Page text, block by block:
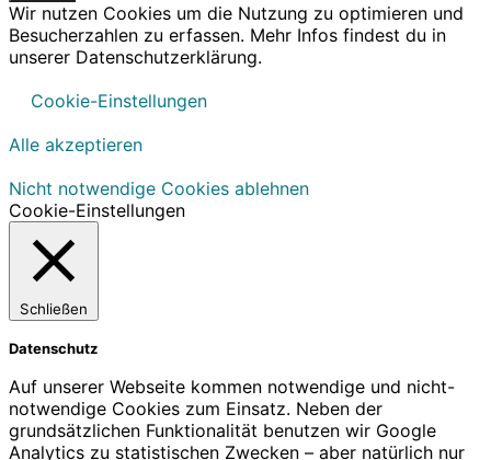
Wir nutzen Cookies um die Nutzung zu optimieren und
Besucherzahlen zu erfassen. Mehr Infos findest du in
unserer Datenschutzerklärung.
Cookie-Einstellungen
Alle akzeptieren
Nicht notwendige Cookies ablehnen
Cookie-Einstellungen
Schließen
Datenschutz
Auf unserer Webseite kommen notwendige und nicht-
notwendige Cookies zum Einsatz. Neben der
grundsätzlichen Funktionalität benutzen wir Google
Analytics zu statistischen Zwecken – aber natürlich nur